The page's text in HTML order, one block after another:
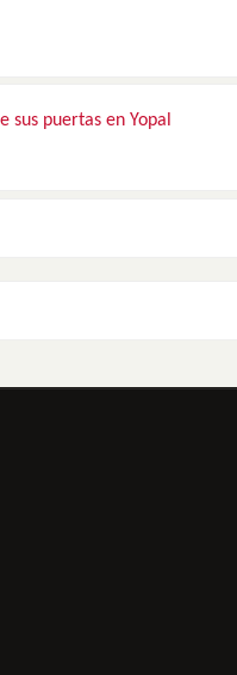
sus puertas en Yopal